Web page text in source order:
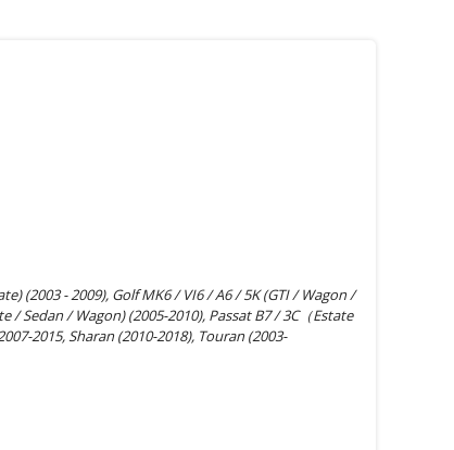
(2003 - 2009), Golf MK6 / VI6 / A6 / 5K (GTI / Wagon /
/ Sedan / Wagon) (2005-2010), Passat B7 / 3C（Estate
2015, Sharan (2010-2018), Touran (2003-